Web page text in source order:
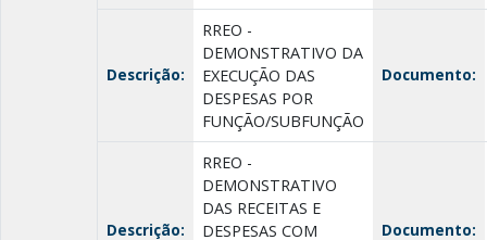
Descrição:
RREO -
DEMONSTRATIVO DA
EXECUÇÃO DAS
DESPESAS POR
FUNÇÃO/SUBFUNÇÃO
Documento:
Descrição:
RREO -
DEMONSTRATIVO
DAS RECEITAS E
DESPESAS COM
Documento: